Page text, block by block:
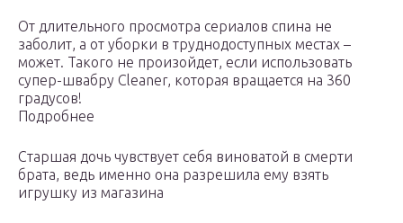
От длительного просмотра сериалов спина не
заболит, а от уборки в труднодоступных местах –
может. Такого не произойдет, если использовать
супер-швабру Cleaner, которая вращается на 360
градусов!
Подробнее
Старшая дочь чувствует себя виноватой в смерти
брата, ведь именно она разрешила ему взять
игрушку из магазина